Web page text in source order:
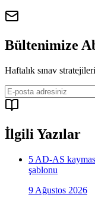
Bültenimize
Haftalık sınav
İlgili Yazılar
5 AD-AS
şablonu
9 Ağustos 2026